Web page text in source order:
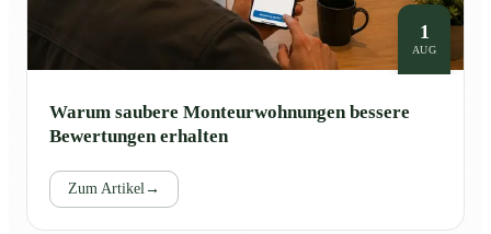
1
AUG
Warum saubere Monteurwohnungen bessere
Bewertungen erhalten
Zum Artikel →